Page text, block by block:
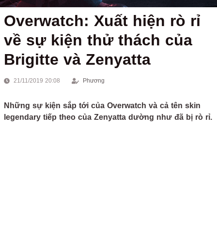
Overwatch: Xuất hiện rò rỉ
về sự kiện thử thách của
Brigitte và Zenyatta
21/11/2019 20:08 Phương
Những sự kiện sắp tới của Overwatch và cả tên skin
legendary tiếp theo của Zenyatta dường như đã bị rò rỉ.